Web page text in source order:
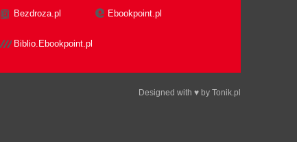
Bezdroza.pl Ebookpoint.pl
Biblio.Ebookpoint.pl
Designed with ♥ by Tonik.pl